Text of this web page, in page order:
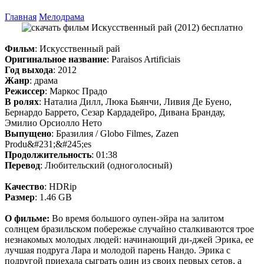
Главная Мелодрама
Фильм: Искусственный рай
Оригинальное название: Paraisos Artificiais
Год выхода: 2012
Жанр: драма
Режиссер: Маркос Прадо
В ролях: Наталиа Дилл, Люка Бьянчи, Ливия Де Буено,
Бернардо Баррето, Сезар Кардадейро, Дивана Брандау,
Эмилио Орсиолло Нето
Выпущено: Бразилия / Globo Filmes, Zazen
Produ&#231;&#245;es
Продолжительность: 01:38
Перевод: Любительский (одноголосный)
Качество: HDRip
Размер: 1.46 GB
О фильме: Во время большого оупен-эйра на залитом
солнцем бразильском побережье случайно сталкиваются трое
незнакомых молодых людей: начинающий ди-джей Эрика, ее
лучшая подруга Лара и молодой парень Нандо. Эрика с
подругой приехала сыграть один из своих первых сетов, а